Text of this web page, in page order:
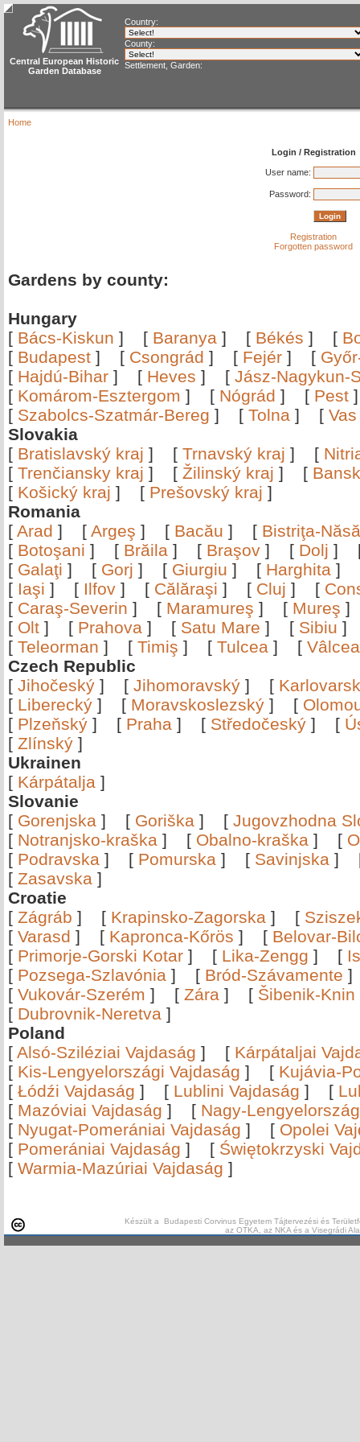
Central European Historic
Garden Database
Country:
County:
Settlement, Garden:
Home
Login / Registration
User name:
Password:
Registration
Forgotten password
Gardens by county:
Hungary
[ Bács-Kiskun ] [ Baranya ] [ Békés ] [
[ Budapest ] [ Csongrád ] [ Fejér ] [
[ Hajdú-Bihar ] [ Heves ] [ Jász-Nagykun-
[ Komárom-Esztergom ] [ Nógrád ] [ Pest
[ Szabolcs-Szatmár-Bereg ] [ Tolna ] [ Vas
Slovakia
[ Bratislavský kraj ] [ Trnavský kraj ] [
[ Trenčiansky kraj ] [ Žilinský kraj ] [
[ Košický kraj ] [ Prešovský kraj ]
Romania
[ Arad ] [ Argeş ] [ Bacău ] [ Bistriţa-
[ Botoşani ] [ Brăila ] [ Braşov ] [ Dolj ]
[ Galaţi ] [ Gorj ] [ Giurgiu ] [ Harghita ]
[ Iaşi ] [ Ilfov ] [ Călăraşi ] [ Cluj ] [
[ Caraş-Severin ] [ Maramureş ] [ Mureş
[ Olt ] [ Prahova ] [ Satu Mare ] [ Sibiu
[ Teleorman ] [ Timiş ] [ Tulcea ] [
Czech Republic
[ Jihočeský ] [ Jihomoravský ] [
[ Liberecký ] [ Moravskoslezský ] [
[ Plzeňský ] [ Praha ] [ Středočeský ] [
[ Zlínský ]
Ukrainen
[ Kárpátalja ]
Slovanie
[ Gorenjska ] [ Goriška ] [ Jugovzhodna
[ Notranjsko-kraška ] [ Obalno-kraška ] [
[ Podravska ] [ Pomurska ] [ Savinjska ]
[ Zasavska ]
Croatie
[ Zágráb ] [ Krapinsko-Zagorska ] [
[ Varasd ] [ Kapronca-Kőrös ] [ Belovar-
[ Primorje-Gorski Kotar ] [ Lika-Zengg ] [
[ Pozsega-Szlavónia ] [ Bród-Szávamente
[ Vukovár-Szerém ] [ Zára ] [ Šibenik-Knin
[ Dubrovnik-Neretva ]
Poland
[ Alsó-Sziléziai Vajdaság ] [ Kárpátaljai
[ Kis-Lengyelországi Vajdaság ] [ Kujávia-
[ Łódźi Vajdaság ] [ Lublini Vajdaság ] [
[ Mazóviai Vajdaság ] [ Nagy-
[ Nyugat-Pomerániai Vajdaság ] [ Opolei
[ Pomerániai Vajdaság ] [ Świętokrzyski
[ Warmia-Mazúriai Vajdaság ]
Készült a Budapesti Corvinus Egyetem Tájtervezési és
az OTKA, az NKA és a Visegrádi